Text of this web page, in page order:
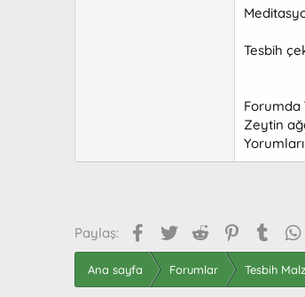
Tesbih
Forumda
Zeytin
Paylaş: Facebook
Twitter Reddit Pinterest
Ana sayfa Forumlar Tesbih